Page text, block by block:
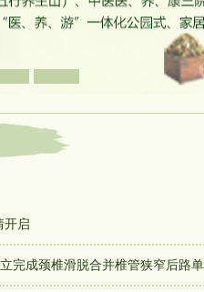
开启
完成颈椎滑脱合并椎管狭窄后路